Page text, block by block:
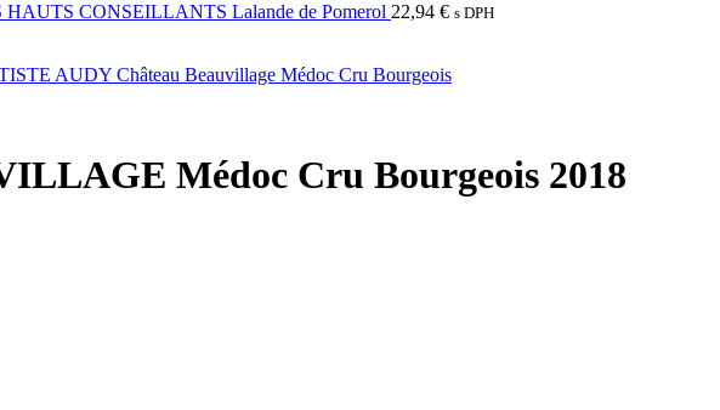
CONSEILLANTS Lalande de Pomerol 22,94 € s DPH
Médoc Cru Bourgeois 2018